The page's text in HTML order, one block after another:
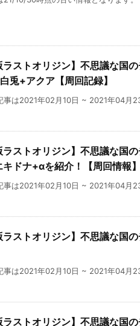
ラストオリジン】不思議な国
兎+アクア【周回記録】
事は2021年02月10日 ~ 2021年04月
ラストオリジン】不思議な国
ドナ+αを紹介！【周回情報】
事は2021年02月10日 ~ 2021年04月
ラストオリジン】不思議な国
事は2021年02月10日 ~ 2021年04月
ラストオリジン】不思議な国